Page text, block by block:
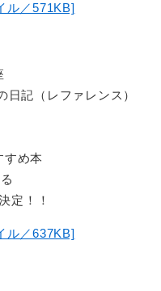
ル／571KB]
記（レファレンス）
すめ本
定！！
ル／637KB]